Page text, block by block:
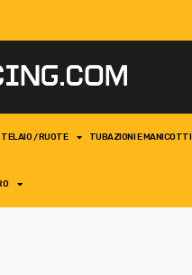
/ RUOTE TUBAZIONI E MANICOTTI